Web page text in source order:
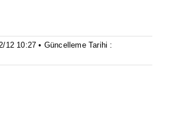
12 10:27 • Güncelleme Tarihi :